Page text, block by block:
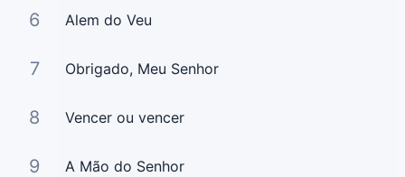
6 Alem do Veu
7 Obrigado, Meu Senhor
8 Vencer ou vencer
9 A Mão do Senhor